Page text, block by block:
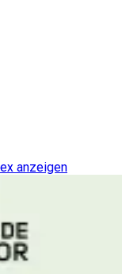
anzeigen